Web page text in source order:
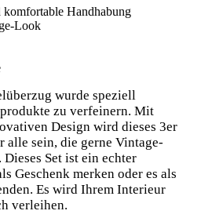
Handhabung
Look
wurde​ speziell
zu verfeinern. Mit
Design wird dieses 3er
alle sein, die⁤ gerne Vintage-
Dieses Set ist ein echter
Geschenk merken oder es als
Es wird Ihrem Interieur
verleihen.